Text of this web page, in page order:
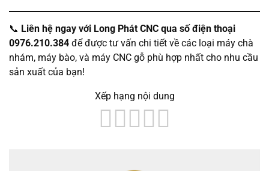
📞 Liên hệ ngay với Long Phát CNC qua số điện thoại
0976.210.384 để được tư vấn chi tiết về các loại máy chà
nhám, máy bào, và máy CNC gỗ phù hợp nhất cho nhu cầu
sản xuất của bạn!
Xếp hạng nội dung